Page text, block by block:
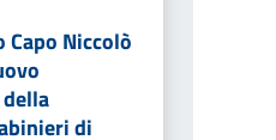
Niccolò
di